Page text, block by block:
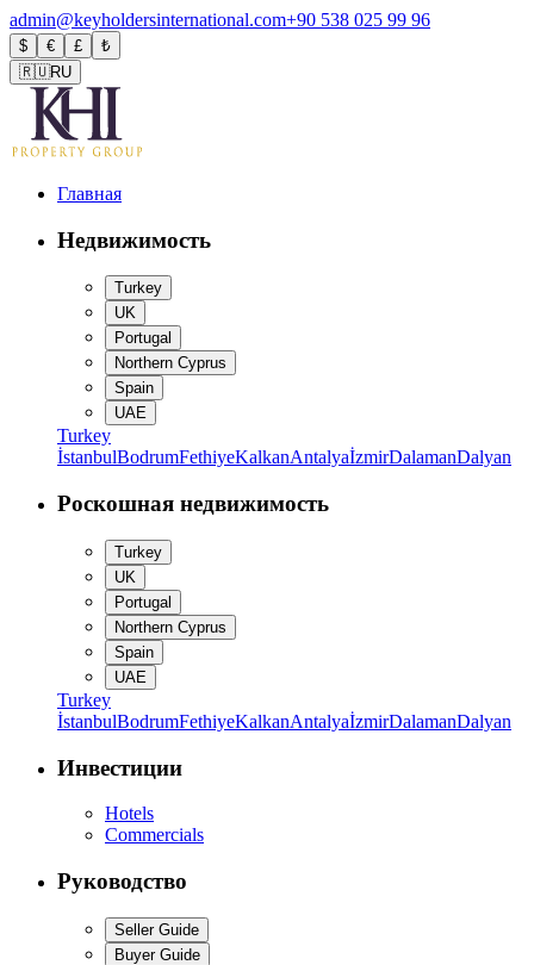
admin@keyholdersinternational.com+90 538 025 99 96
$ € £
₺
🇷🇺RU
Главная
Недвижимость
Turkey
UK
Portugal
Northern Cyprus
Spain
UAE
Turkey
İstanbulBodrumFethiyeKalkanAntalyaİzmirDalamanDalyan
Роскошная недвижимость
Turkey
UK
Portugal
Northern Cyprus
Spain
UAE
Turkey
İstanbulBodrumFethiyeKalkanAntalyaİzmirDalamanDalyan
Инвестиции
Hotels
Commercials
Руководство
Seller Guide
Buyer Guide